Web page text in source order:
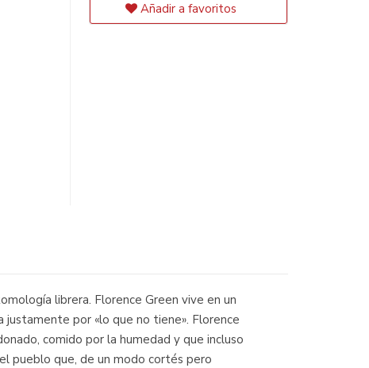
Añadir a favoritos
librera. Florence Green vive en un
por «lo que no tiene». Florence
comido por la humedad y que incluso
pueblo que, de un modo cortés pero